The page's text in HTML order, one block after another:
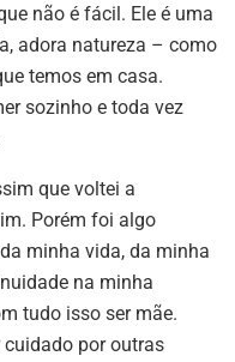
não é fácil. Ele é uma
adora natureza – como
temos em casa.
sozinho e toda vez
que voltei a
Porém foi algo
minha vida, da minha
na minha
tudo isso ser mãe.
cuidado por outras